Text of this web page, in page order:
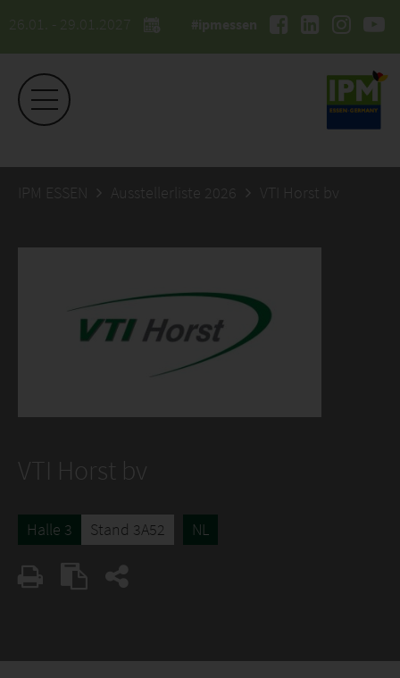
26.01. - 29.01.2027 #ipmessen
IPM ESSEN Ausstellerliste 2026 VTI Horst bv
VTI Horst bv
Halle 3 Stand 3A52 NL